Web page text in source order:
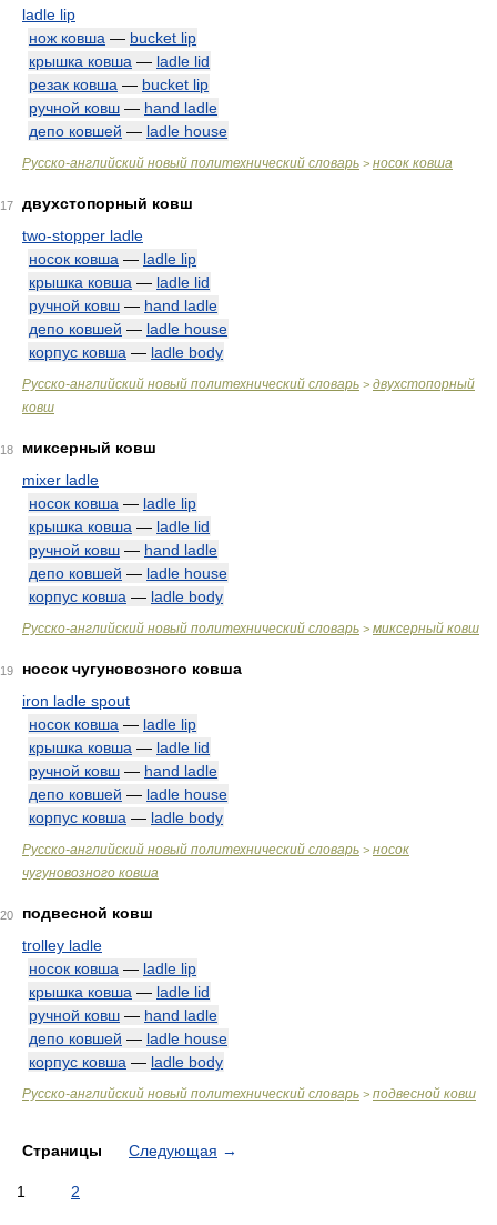
ladle lip
нож ковша — bucket lip
крышка ковша — ladle lid
резак ковша — bucket lip
ручной ковш — hand ladle
депо ковшей — ladle house
Русско-английский новый политехнический словарь > носок ковша
17
двухстопорный ковш
two-stopper ladle
носок ковша — ladle lip
крышка ковша — ladle lid
ручной ковш — hand ladle
депо ковшей — ladle house
корпус ковша — ladle body
Русско-английский новый политехнический словарь > двухстопорный
ковш
18
миксерный ковш
mixer ladle
носок ковша — ladle lip
крышка ковша — ladle lid
ручной ковш — hand ladle
депо ковшей — ladle house
корпус ковша — ladle body
Русско-английский новый политехнический словарь > миксерный ковш
19
носок чугуновозного ковша
iron ladle spout
носок ковша — ladle lip
крышка ковша — ladle lid
ручной ковш — hand ladle
депо ковшей — ladle house
корпус ковша — ladle body
Русско-английский новый политехнический словарь > носок
чугуновозного ковша
20
подвесной ковш
trolley ladle
носок ковша — ladle lip
крышка ковша — ladle lid
ручной ковш — hand ladle
депо ковшей — ladle house
корпус ковша — ladle body
Русско-английский новый политехнический словарь > подвесной ковш
Страницы Следующая →
1 2